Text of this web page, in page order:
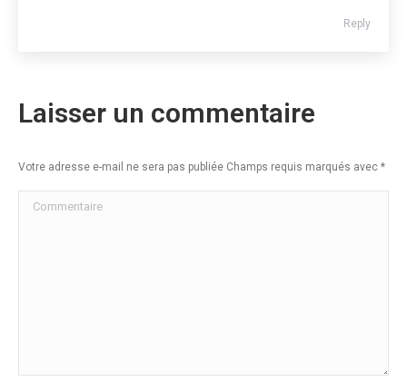
Reply
Laisser un commentaire
Votre adresse e-mail ne sera pas publiée Champs requis marqués avec *
Commentaire